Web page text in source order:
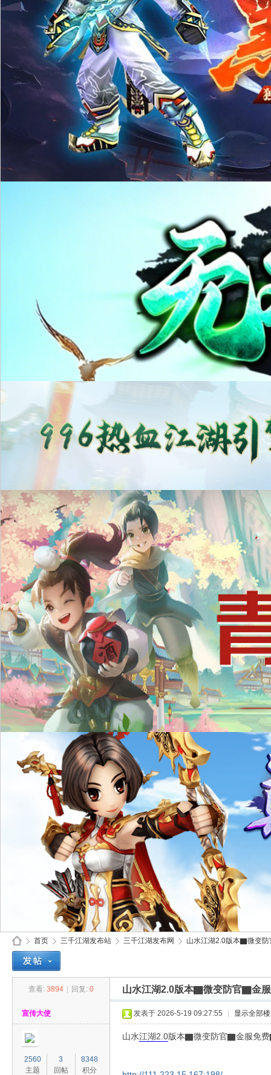
首页
›
三千江湖发布站 三千江湖发布网
›
山水江湖2.0版本▇微变
查看: 3894 回复: 0 山水江湖2.0版本▇微变防官▇金
宣传大使
2560
主题
3
回帖
8348
积分
发表于 2026-5-19 09:27:55 显示全部
山水江湖2.0版本▇微变防官▇金服免